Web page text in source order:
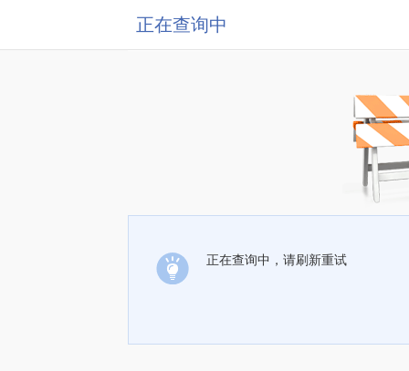
正在查询中
正在查询中，请刷新重试